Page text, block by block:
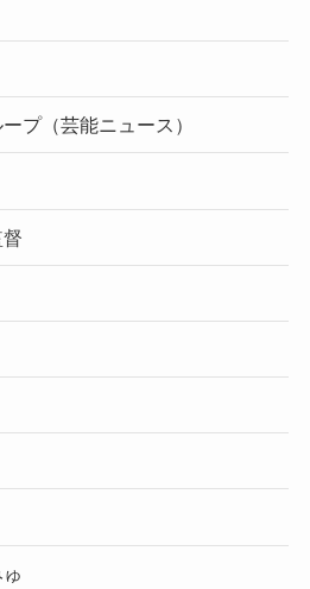
プ（芸能ニュース）
督